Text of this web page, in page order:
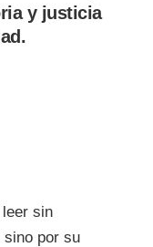
y justicia
sin
sino por su